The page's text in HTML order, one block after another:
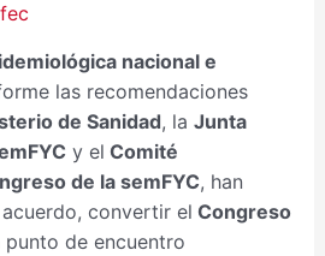
nacional e
las recomendaciones
de Sanidad, la Junta
y el Comité
de la semFYC, han
convertir el Congreso
punto de encuentro